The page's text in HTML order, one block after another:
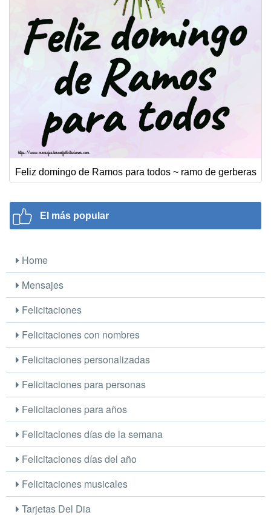
Feliz domingo de Ramos para todos ~ ramo de gerberas
El más popular
Home
Mensajes
Felicitaciones
Felicitaciones con nombres
Felicitaciones personalizadas
Felicitaciones para personas
Felicitaciones para años
Felicitaciones días de la semana
Felicitaciones días del año
Felicitaciones musicales
Tarjetas Del Dia